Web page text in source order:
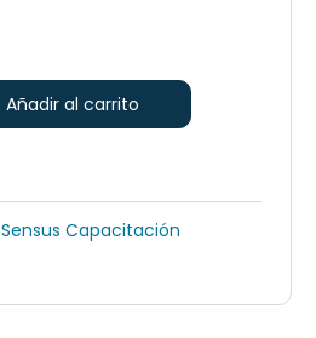
Añadir al carrito
Sensus Capacitación